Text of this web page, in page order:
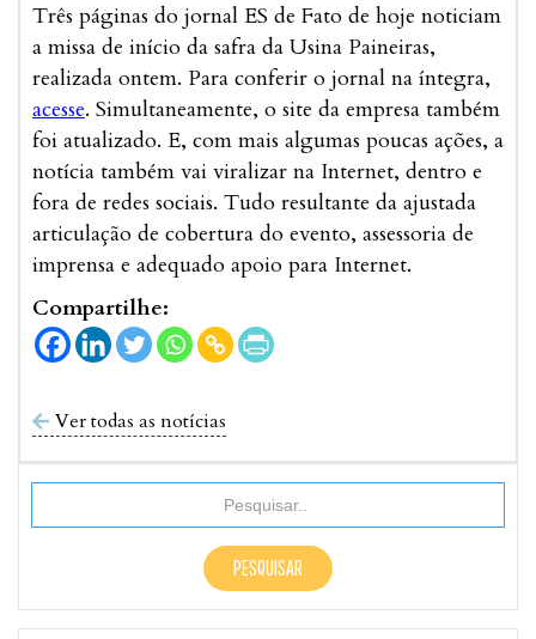
Três páginas do jornal ES de Fato de hoje noticiam
a missa de início da safra da Usina Paineiras,
realizada ontem. Para conferir o jornal na íntegra,
acesse. Simultaneamente, o site da empresa também
foi atualizado. E, com mais algumas poucas ações, a
notícia também vai viralizar na Internet, dentro e
fora de redes sociais. Tudo resultante da ajustada
articulação de cobertura do evento, assessoria de
imprensa e adequado apoio para Internet.
Compartilhe:
 Ver todas as notícias